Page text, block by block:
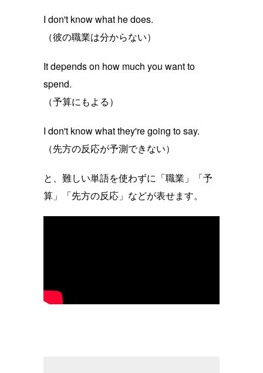
I don't know what he does.
（彼の職業は分からない）
It depends on how much you want to
spend.
（予算にもよる）
I don't know what they're going to say.
（先方の反応が予測できない）
と、難しい単語を使わずに「職業」「予
算」「先方の反応」などが表せます。